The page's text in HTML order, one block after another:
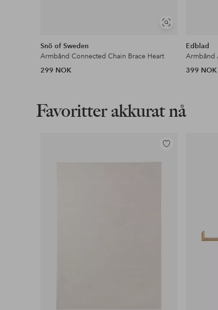
Vis
Snö of Sweden
Armbånd Connected Chain Brace Heart
299 NOK
Edblad
Armbånd
399 NOK
Favoritter akkurat nå
Legg